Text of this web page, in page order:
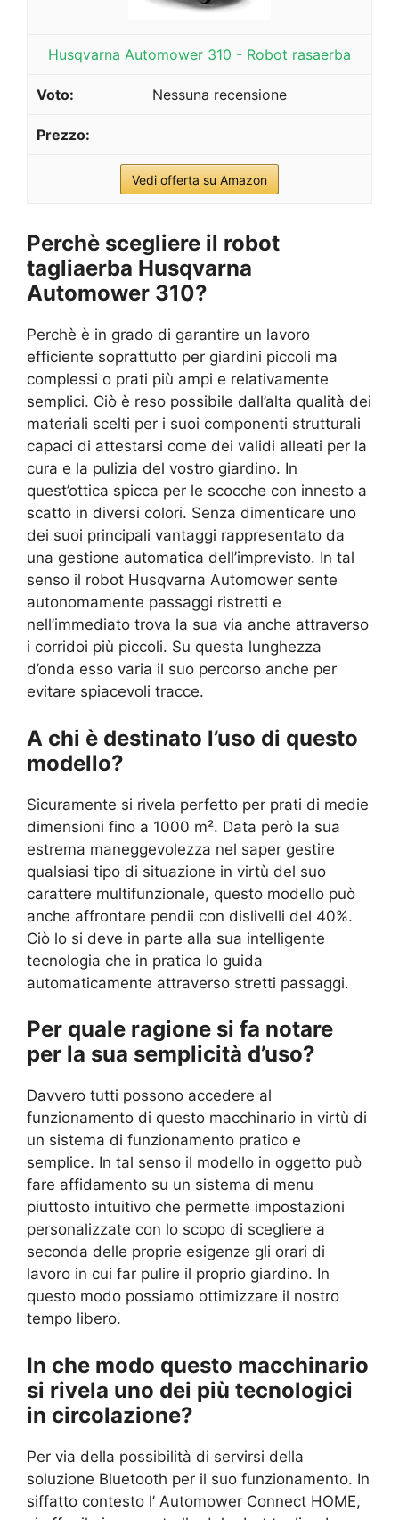
Husqvarna Automower 310 - Robot rasaerba
Nessuna recensione
Vedi offerta su Amazon
Perchè scegliere il robot
tagliaerba Husqvarna
Automower 310?
Perchè è in grado di garantire un lavoro
efficiente soprattutto per giardini piccoli ma
complessi o prati più ampi e relativamente
semplici. Ciò è reso possibile dall’alta qualità dei
materiali scelti per i suoi componenti strutturali
capaci di attestarsi come dei validi alleati per la
cura e la pulizia del vostro giardino. In
quest’ottica spicca per le scocche con innesto a
scatto in diversi colori. Senza dimenticare uno
dei suoi principali vantaggi rappresentato da
una gestione automatica dell’imprevisto. In tal
senso il robot Husqvarna Automower sente
autonomamente passaggi ristretti e
nell’immediato trova la sua via anche attraverso
i corridoi più piccoli. Su questa lunghezza
d’onda esso varia il suo percorso anche per
evitare spiacevoli tracce.
A chi è destinato l’uso di questo
modello?
Sicuramente si rivela perfetto per prati di medie
dimensioni fino a 1000 m². Data però la sua
estrema maneggevolezza nel saper gestire
qualsiasi tipo di situazione in virtù del suo
carattere multifunzionale, questo modello può
anche affrontare pendii con dislivelli del 40%.
Ciò lo si deve in parte alla sua intelligente
tecnologia che in pratica lo guida
automaticamente attraverso stretti passaggi.
Per quale ragione si fa notare
per la sua semplicità d’uso?
Davvero tutti possono accedere al
funzionamento di questo macchinario in virtù di
un sistema di funzionamento pratico e
semplice. In tal senso il modello in oggetto può
fare affidamento su un sistema di menu
piuttosto intuitivo che permette impostazioni
personalizzate con lo scopo di scegliere a
seconda delle proprie esigenze gli orari di
lavoro in cui far pulire il proprio giardino. In
questo modo possiamo ottimizzare il nostro
tempo libero.
In che modo questo macchinario
si rivela uno dei più tecnologici
in circolazione?
Per via della possibilità di servirsi della
soluzione Bluetooth per il suo funzionamento. In
siffatto contesto l’ Automower Connect HOME,